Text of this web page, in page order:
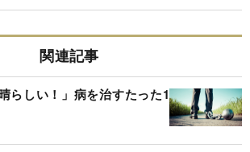
関連記事
らしい！」病を治すたった1